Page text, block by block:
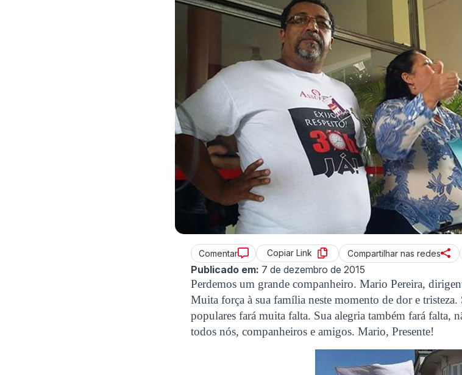
Comentar Copiar Link Compartilhar nas redes
Publicado em: 7 de dezembro de 2015
Perdemos um grande companheiro. Mario Pereira,
Muita força à sua família neste momento de dor e tristeza.
populares fará muita falta. Sua alegria também fará falta,
todos nós, companheiros e amigos. Mario, Presente!